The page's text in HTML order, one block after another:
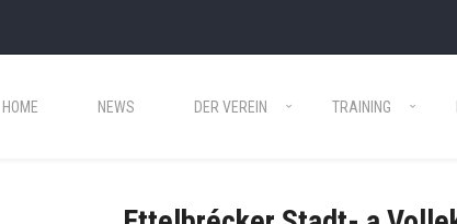
HOME NEWS DER VEREIN TRAINING